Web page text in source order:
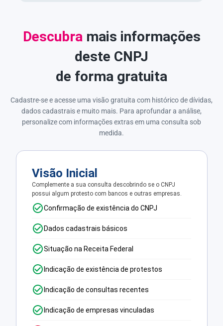
Descubra mais informações
deste CNPJ
de forma gratuita
Cadastre-se e acesse uma visão gratuita com histórico de dívidas,
dados cadastrais e muito mais. Para aprofundar a análise,
personalize com informações extras em uma consulta sob
medida.
Visão Inicial
Complemente a sua consulta descobrindo se o CNPJ
possui algum protesto com bancos e outras empresas.
Confirmação de existência do CNPJ
Dados cadastrais básicos
Situação na Receita Federal
Indicação de existência de protestos
Indicação de consultas recentes
Indicação de empresas vinculadas